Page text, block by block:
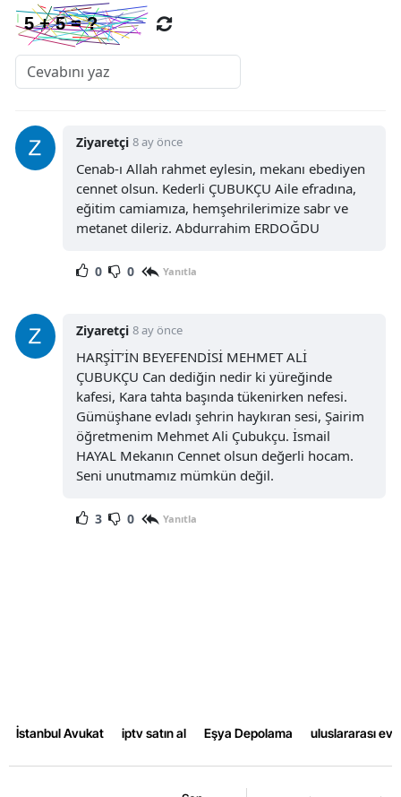
Ziyaretçi 8 ay önce
Cenab-ı Allah rahmet eylesin, mekanı ebediyen
cennet olsun. Kederli ÇUBUKÇU Aile efradına,
eğitim camiamıza, hemşehrilerimize sabr ve
metanet dileriz. Abdurrahim ERDOĞDU
0 0 Yanıtla
Ziyaretçi 8 ay önce
HARŞİT’İN BEYEFENDİSİ MEHMET ALİ
ÇUBUKÇU Can dediğin nedir ki yüreğinde
kafesi, Kara tahta başında tükenirken nefesi.
Gümüşhane evladı şehrin haykıran sesi, Şairim
öğretmenim Mehmet Ali Çubukçu. İsmail
HAYAL Mekanın Cennet olsun değerli hocam.
Seni unutmamız mümkün değil.
3 0 Yanıtla
İstanbul Avukat iptv satın al Eşya Depolama uluslararası